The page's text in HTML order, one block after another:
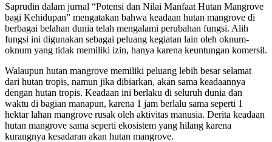
Saprudin dalam jurnal “Potensi dan Nilai Manfaat Hutan Mangrove
bagi Kehidupan” mengatakan bahwa keadaan hutan mangrove di
berbagai belahan dunia telah mengalami perubahan fungsi. Alih
fungsi ini digunakan sebagai peluang kegiatan lain oleh oknum-
oknum yang tidak memiliki izin, hanya karena keuntungan komersil.
Walaupun hutan mangrove memiliki peluang lebih besar selamat
dari hutan tropis, namun jika dibiarkan, akan sama keadaannya
dengan hutan tropis. Keadaan ini berlaku di seluruh dunia dan
waktu di bagian manapun, karena 1 jam berlalu sama seperti 1
hektar lahan mangrove rusak oleh aktivitas manusia. Derita keadaan
hutan mangrove sama seperti ekosistem yang hilang karena
kurangnya kesadaran akan hutan mangrove.